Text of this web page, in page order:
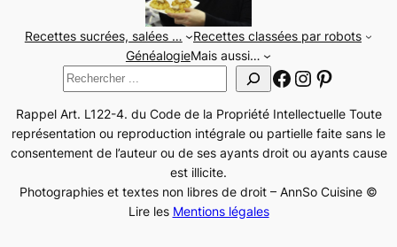
Recettes sucrées, salées …
Recettes classées par robots
GénéalogieMais aussi…
Rechercher
Facebook
Instagram
Rappel Art. L122-4. du Code de la Propriété Intellectuelle Toute
représentation ou reproduction intégrale ou partielle faite sans le
consentement de l’auteur ou de ses ayants droit ou ayants cause
est illicite.
Photographies et textes non libres de droit – AnnSo Cuisine ©
Lire les Mentions légales